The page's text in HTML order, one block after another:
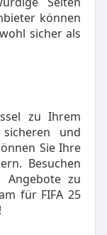
können
sicher als
zu Ihrem
und
Sie Ihre
Besuchen
Angebote zu
für FIFA 25